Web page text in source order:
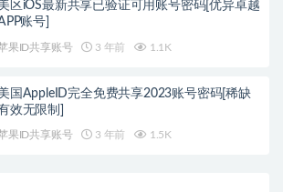
区iOS最新共享已验证可用账号密码[优异卓越
账号]
果ID共享账号 3 年前 1.1K
国AppleID完全免费共享2023账号密码[稀缺
效无限制]
果ID共享账号 3 年前 1.5K